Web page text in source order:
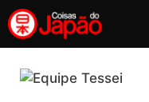
Pular
para
o
conteúdo